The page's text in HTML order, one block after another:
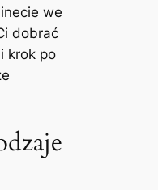
we
dobrać
krok po